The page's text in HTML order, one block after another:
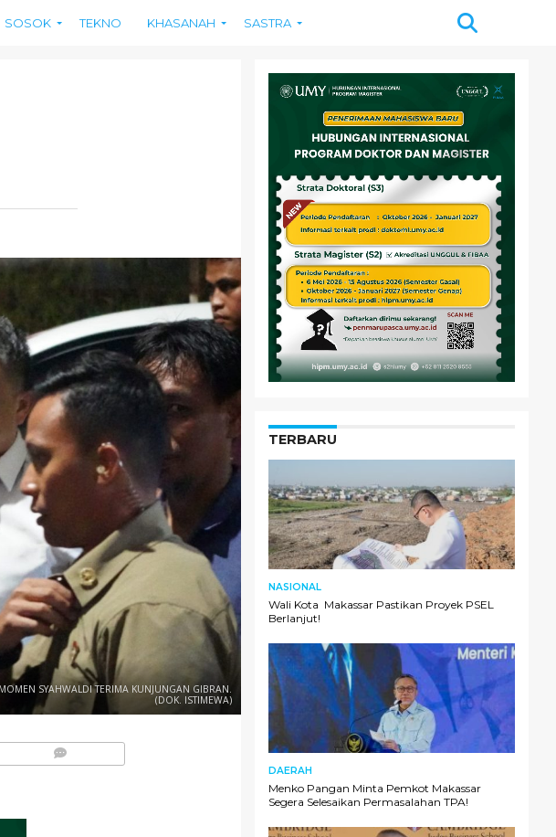
SOSOK TEKNO KHASANAH SASTRA
SYAHWALDI TERIMA KUNJUNGAN GIBRAN.
(DOK. ISTIMEWA)
TERBARU
NASIONAL
Wali Kota Makassar Pastikan Proyek PSEL
Berlanjut!
DAERAH
Menko Pangan Minta Pemkot Makassar
Segera Selesaikan Permasalahan TPA!